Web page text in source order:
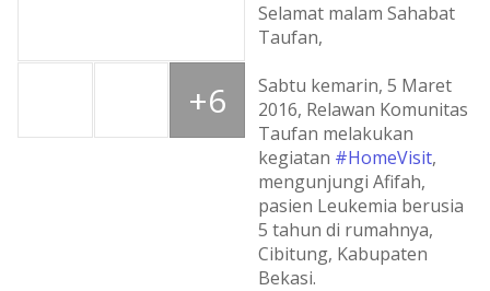
Selamat malam Sahabat
Taufan,
Sabtu kemarin, 5 Maret
2016, Relawan Komunitas
Taufan melakukan
kegiatan #HomeVisit,
mengunjungi Afifah,
pasien Leukemia berusia
5 tahun di rumahnya,
Cibitung, Kabupaten
Bekasi.
+6